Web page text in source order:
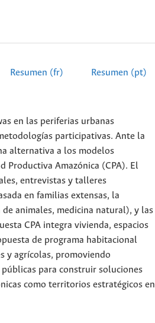
Resumen (fr) Resumen (pt)
en las periferias urbanas
participativas. Ante la
alternativa a los modelos
Productiva Amazónica (CPA). El
entrevistas y talleres
en familias extensas, la
animales, medicina natural), y las
CPA integra vivienda, espacios
de programa habitacional
y agrícolas, promoviendo
para construir soluciones
como territorios estratégicos en